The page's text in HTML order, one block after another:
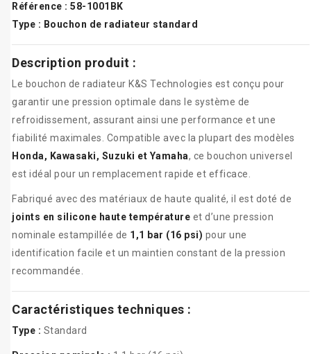
Référence : 58-1001BK
Type : Bouchon de radiateur standard
Description produit :
Le bouchon de radiateur K&S Technologies est conçu pour
garantir une pression optimale dans le système de
refroidissement, assurant ainsi une performance et une
fiabilité maximales. Compatible avec la plupart des modèles
Honda, Kawasaki, Suzuki et Yamaha, ce bouchon universel
est idéal pour un remplacement rapide et efficace.
Fabriqué avec des matériaux de haute qualité, il est doté de
joints en silicone haute température et d’une pression
nominale estampillée de 1,1 bar (16 psi) pour une
identification facile et un maintien constant de la pression
recommandée.
Caractéristiques techniques :
Type : Standard